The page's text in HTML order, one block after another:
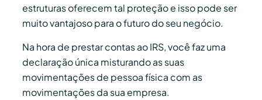
estruturas oferecem tal proteção e isso pode ser
muito vantajoso para o futuro do seu negócio.
Na hora de prestar contas ao IRS, você faz uma
declaração única misturando as suas
movimentações de pessoa física com as
movimentações da sua empresa.